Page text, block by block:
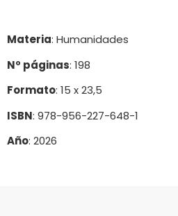
Materia: Humanidades
Nº páginas: 198
Formato: 15 x 23,5
ISBN: 978-956-227-648-1
Año: 2026